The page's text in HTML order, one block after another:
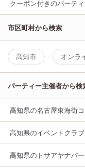
クーポン付きのパーテ
市区町村から検索
高知市 オンラ
パーティー主催者から検
高知県の名古屋東海街
高知県のイベントクラ
高知県のトサアヤナパ